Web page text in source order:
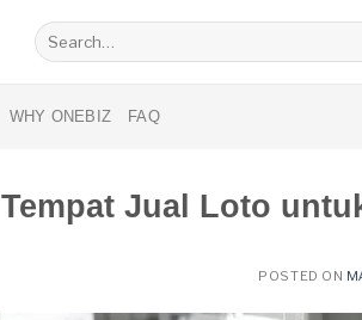
Search
for:
WHY ONEBIZ FAQ
Tempat Jual Loto
POSTED ON